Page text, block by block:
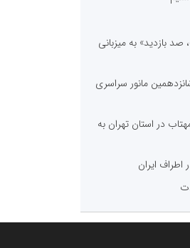
بازدید» به میزبانی
در شانزدهمین مانور سراسری
در استان تهران به
ایران